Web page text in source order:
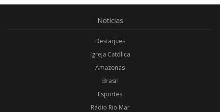
Notícias
Destaques
Igreja Católica
Amazonas
Brasil
Esportes
Rádio Rio Mar